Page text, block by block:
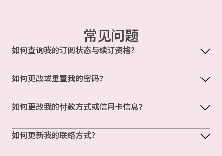
常见问题
如何查询我的订阅状态与续订资格?
如何更改或重置我的密码？
如何更改我的付款方式或信用卡信息？
如何更新我的联络方式？